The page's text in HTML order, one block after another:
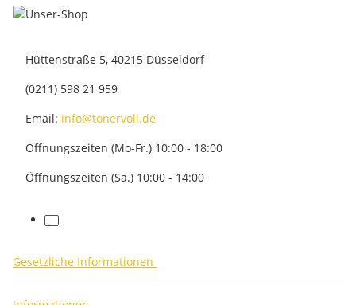
Hüttenstraße 5, 40215 Düsseldorf
(0211) 598 21 959
Email: info@tonervoll.de
Öffnungszeiten (Mo-Fr.) 10:00 - 18:00
Öffnungszeiten (Sa.) 10:00 - 14:00
facebook
Gesetzliche Informationen